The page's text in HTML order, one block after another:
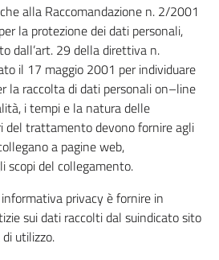
alla Raccomandazione n. 2/2001
la protezione dei dati personali,
dall’art. 29 della direttiva n.
il 17 maggio 2001 per individuare
la raccolta di dati personali on–line
i tempi e la natura delle
del trattamento devono fornire agli
a pagine web,
scopi del collegamento.
privacy è fornire in
sui dati raccolti dal suindicato sito
utilizzo.